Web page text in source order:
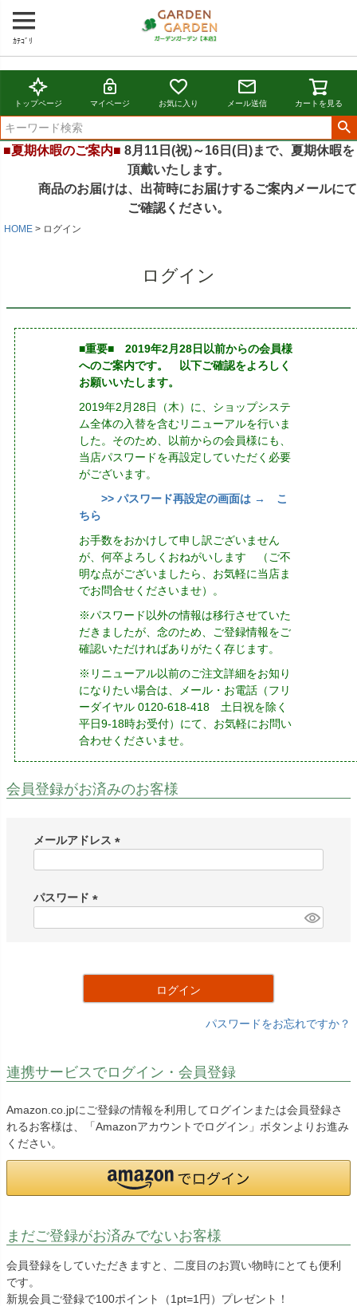
ｶﾃｺﾞﾘ
トップページ マイページ お気に入り メール送信 カートを見る
■夏期休暇のご案内■ 8月11日(祝)～16日(日)まで、夏期休暇を
頂戴いたします。
商品のお届けは、出荷時にお届けするご案内メールにて
ご確認ください。
HOME ログイン
ログイン
■重要■ 2019年2月28日以前からの会員様
へのご案内です。 以下ご確認をよろしく
お願いいたします。
2019年2月28日（木）に、ショップシステ
ム全体の入替を含むリニューアルを行いま
した。そのため、以前からの会員様にも、
当店パスワードを再設定していただく必要
がございます。
>> パスワード再設定の画面は → こ
ちら
お手数をおかけして申し訳ございません
が、何卒よろしくおねがいします （ご不
明な点がございましたら、お気軽に当店ま
でお問合せくださいませ）。
※パスワード以外の情報は移行させていた
だきましたが、念のため、ご登録情報をご
確認いただければありがたく存じます。
※リニューアル以前のご注文詳細をお知り
になりたい場合は、メール・お電話（フリ
ーダイヤル 0120-618-418 土日祝を除く
平日9-18時お受付）にて、お気軽にお問い
合わせくださいませ。
会員登録がお済みのお客様
メールアドレス
)
パスワード
ログイン
パスワードをお忘れですか？
連携サービスでログイン・会員登録
Amazon.co.jpにご登録の情報を利用してログインまたは会員登録さ
れるお客様は、「Amazonアカウントでログイン」ボタンよりお進み
ください。
まだご登録がお済みでないお客様
会員登録をしていただきますと、二度目のお買い物時にとても便利
です。
新規会員ご登録で100ポイント（1pt=1円）プレゼント！